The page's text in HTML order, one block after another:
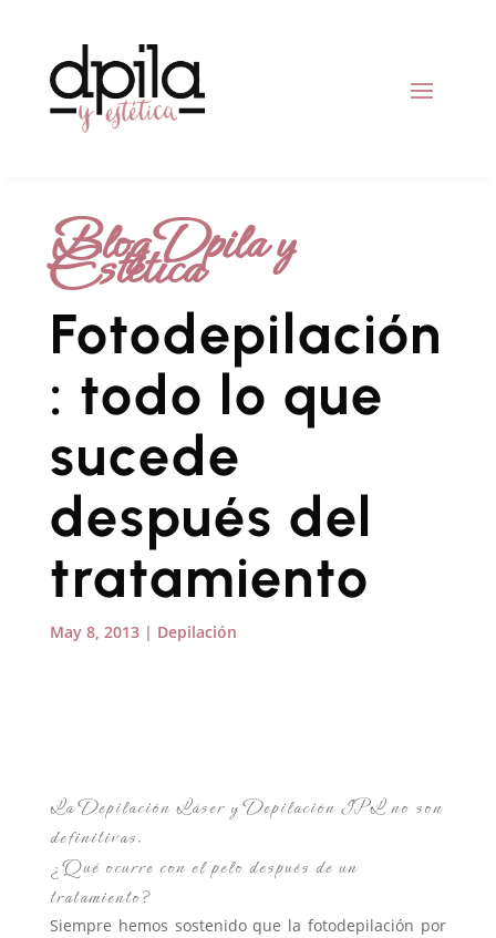
Blog Dpila y
Estética
Fotodepilación
: todo lo que
sucede
después del
tratamiento
May 8, 2013| Depilación
La Depilación Láser y Depilación IPL no son
definitivas.
¿Qué ocurre con el pelo después de un
tratamiento?
Siempre hemos sostenido que la fotodepilación por